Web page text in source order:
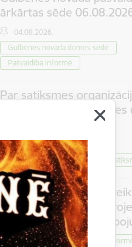
ārkārtas sēde
04.08.2026.
Gulbenes novada domes sēde
Pašvaldība informē
Par satiksmes
Dzelzceļa ielas
30.07.2026.
Projekti
Sabiedrība
Iedzīvotāju viedokļa
saistošo noteikumu
tūrisma maksas
30.07.2026. Pašvaldība